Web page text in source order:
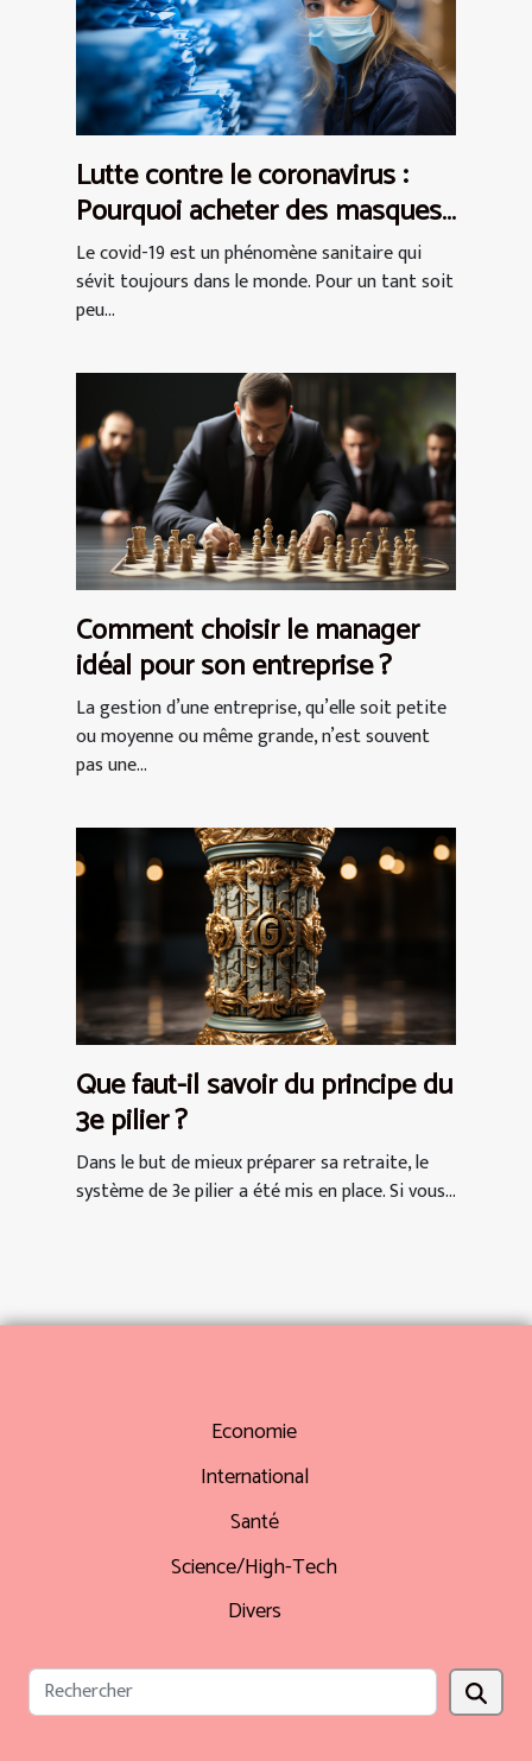
Lutte contre le coronavirus :
Pourquoi acheter des masques
de protection AFNOR ?
Le covid-19 est un phénomène sanitaire qui
sévit toujours dans le monde. Pour un tant soit
peu...
Comment choisir le manager
idéal pour son entreprise ?
La gestion d’une entreprise, qu’elle soit petite
ou moyenne ou même grande, n’est souvent
pas une...
Que faut-il savoir du principe du
3e pilier ?
Dans le but de mieux préparer sa retraite, le
système de 3e pilier a été mis en place. Si vous...
Economie
International
Santé
Science/High-Tech
Divers